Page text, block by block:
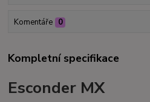
Komentáře 0
Kompletní specifikace
Esconder MX